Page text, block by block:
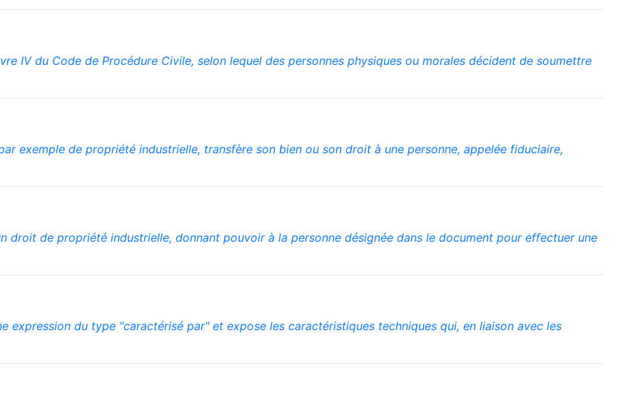
IV du Code de Procédure Civile, selon lequel des personnes physiques ou morales décident de soumettre
exemple de propriété industrielle, transfère son bien ou son droit à une personne, appelée fiduciaire,
droit de propriété industrielle, donnant pouvoir à la personne désignée dans le document pour effectuer une
du type "caractérisé par" et expose les caractéristiques techniques qui, en liaison avec les